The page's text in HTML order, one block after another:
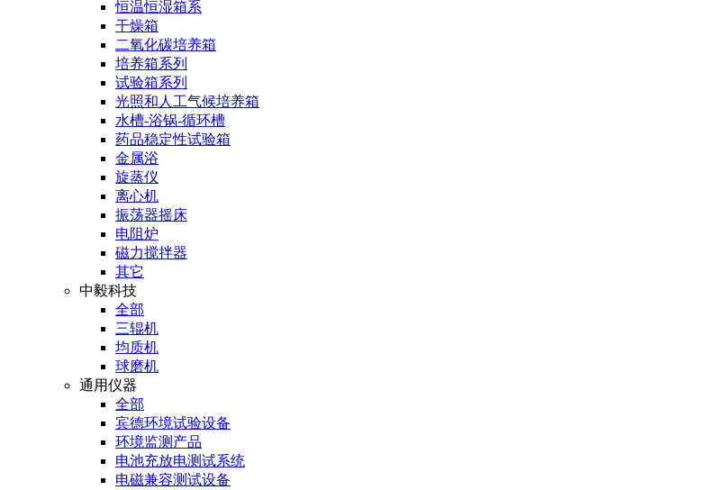
恒温恒湿箱系
干燥箱
二氧化碳培养箱
培养箱系列
试验箱系列
光照和人工气候培养箱
水槽-浴锅-循环槽
药品稳定性试验箱
金属浴
旋蒸仪
离心机
振荡器摇床
电阻炉
磁力搅拌器
其它
中毅科技
全部
三辊机
均质机
球磨机
通用仪器
全部
宾德环境试验设备
环境监测产品
电池充放电测试系统
电磁兼容测试设备